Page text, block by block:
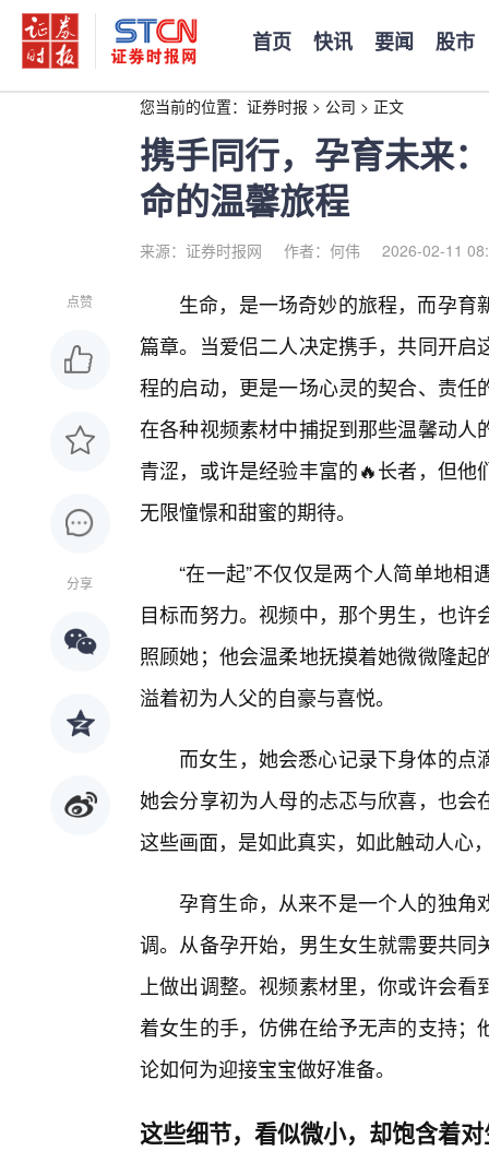
首页 快讯 要闻 股市
您当前的位置： 证券时报 > 公司 > 正文
携手同行，孕育未来
命的温馨旅程
来源：证券时报网 作者：何伟 2026-02-11
点赞
分享
生命，是一场奇妙的旅程，而孕
篇章。当爱侣二人决定携手，共同开
程的启动，更是一场心灵的契合、责
在各种视频素材中捕捉到那些温馨动
青涩，或许是经验丰富的🔥长者，但
无限憧憬和甜蜜的期待。
“在一起”不仅仅是两个人简单地
目标而努力。视频中，那个男生，也
照顾她；他会温柔地抚摸着她微微隆
溢着初为人父的自豪与喜悦。
而女生，她会悉心记录下身体的
她会分享初为人母的忐忑与欣喜，也
这些画面，是如此真实，如此触动人心
孕育生命，从来不是一个人的独角
调。从备孕开始，男生女生就需要共
上做出调整。视频素材里，你或许会
着女生的手，仿佛在给予无声的支持
论如何为迎接宝宝做好准备。
这些细节，看似微小，却饱含着